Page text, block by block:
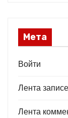
Мета
Войти
Лента
Лента